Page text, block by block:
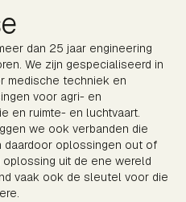
dan 25 jaar engineering
We zijn gespecialiseerd in
medische techniek en
voor agri- en
en ruimte- en luchtvaart.
we ook verbanden die
daardoor oplossingen out of
uit de ene wereld
vaak ook de sleutel voor die